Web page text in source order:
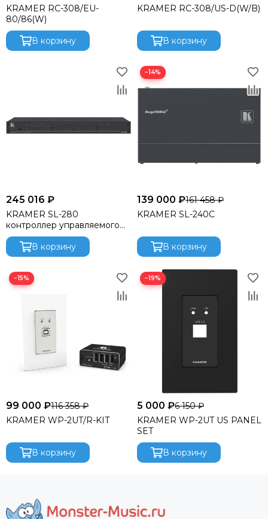
KRAMER RC-308/EU-
80/86(W)
В корзину
KRAMER RC-308/US-D(W/B)
В корзину
245 016 ₽
KRAMER SL-280
контроллер управляемого
пространства
В корзину
−14%
139 000 ₽161 458 ₽
KRAMER SL-240C
В корзину
−15%
99 000 ₽116 358 ₽
KRAMER WP-2UT/R-KIT
В корзину
−19%
5 000 ₽6 150 ₽
KRAMER WP-2UT US PANEL
SET
В корзину